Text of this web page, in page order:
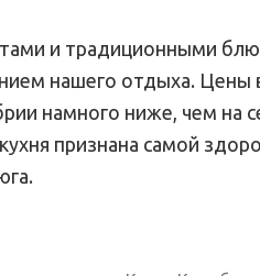
и традиционными
нашего отдыха. Цены
намного ниже, чем на
признана самой